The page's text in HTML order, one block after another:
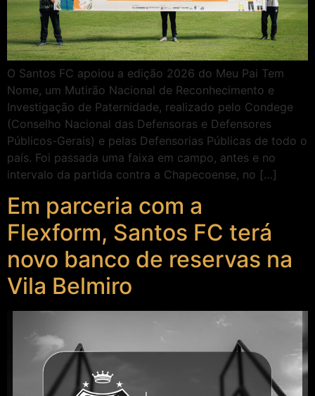
O Santos FC apoiou a edição 2026 do Meu Pai Tem
Nome, um Mutirão Nacional de Reconhecimento e
Investigação de Paternidade, realizado pelo Condege
(Conselho Nacional das Defensoras e Defensores
Públicos-Gerais) e pelas Defensorias Públicas de todo o
país. Foi passada uma faixa em campo, antes e no
intervalo da partida contra a Chapecoense, no […]
Em parceria com a
Flexform, Santos FC terá
novo banco de reservas na
Vila Belmiro